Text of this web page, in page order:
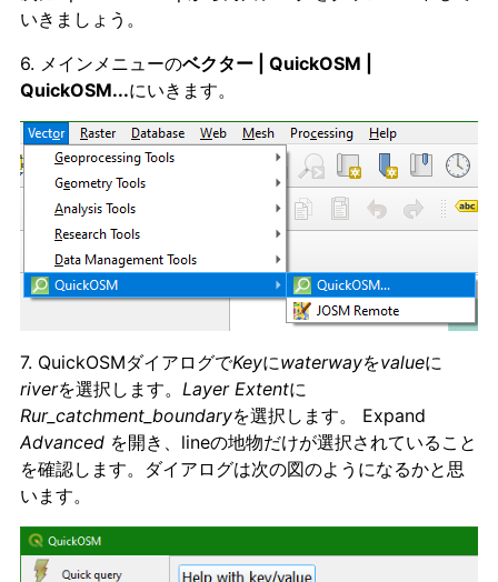
いきましょう。
6. メインメニューのベクター | QuickOSM |
QuickOSM...にいきます。
7. QuickOSMダイアログでKeyにwaterwayをvalueに
riverを選択します。 Layer Extentに
Rur_catchment_boundaryを選択します。 Expand
Advanced を開き、lineの地物だけが選択されていること
を確認します。ダイアログは次の図のようになるかと思
います。